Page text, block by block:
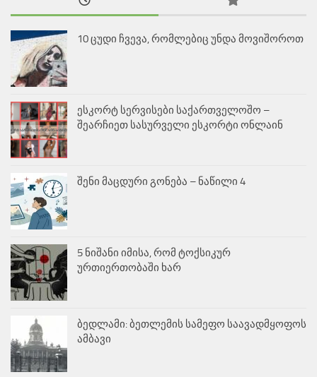
10 ცუდი ჩვევა, რომლებიც უნდა მოვიშოროთ
ესკორტ სერვისები საქართველოშო –
შეარჩიეთ სასურველი ესკორტი ონლაინ
შენი მაცდური გონება – ნაწილი 4
5 ნიშანი იმისა, რომ ტოქსიკურ
ურთიერთობაში ხარ
ბედლამი: ბეთლემის სამეფო საავადმყოფოს
ამბავი